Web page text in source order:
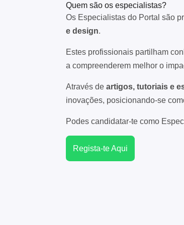
Quem são os especialistas?
Os Especialistas do Portal são
e design.
Estes profissionais partilham
a compreenderem melhor o
Através deartigos, tutoriais e
inovações, posicionando-se
Podes candidatar-te como
Regista-te Aqui